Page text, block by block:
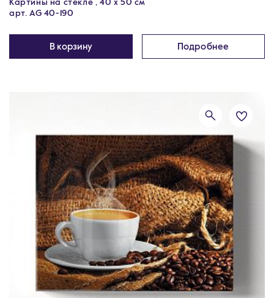
Картины на стекле , 40 х 50 см
арт. AG 40-190
В корзину Подробнее